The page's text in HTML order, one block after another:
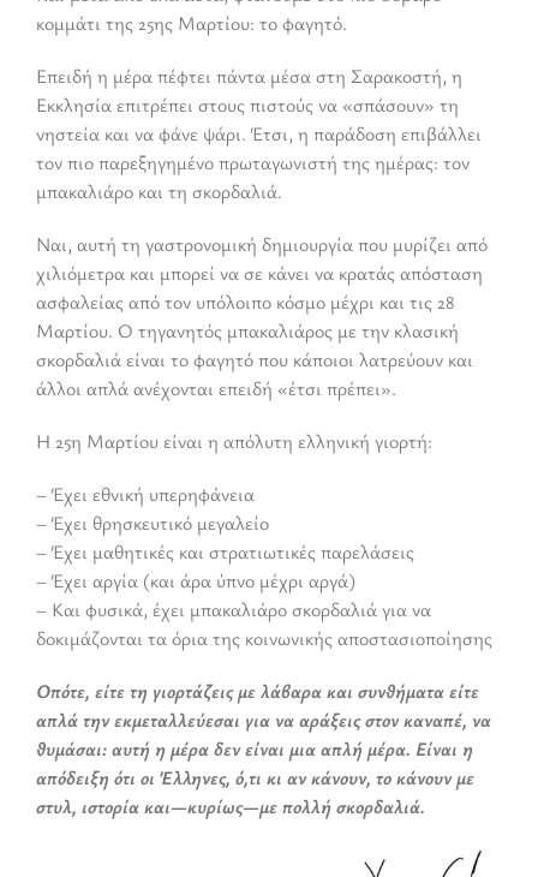
κομμάτι της 25ης Μαρτίου: το φαγητό.
Επειδή η μέρα πέφτει πάντα μέσα στη Σαρακοστή, η
Εκκλησία επιτρέπει στους πιστούς να «σπάσουν» τη
νηστεία και να φάνε ψάρι. Έτσι, η παράδοση επιβάλλει
τον πιο παρεξηγημένο πρωταγωνιστή της ημέρας: τον
μπακαλιάρο και τη σκορδαλιά.
Ναι, αυτή τη γαστρονομική δημιουργία που μυρίζει από
χιλιόμετρα και μπορεί να σε κάνει να κρατάς απόσταση
ασφαλείας από τον υπόλοιπο κόσμο μέχρι και τις 28
Μαρτίου. Ο τηγανητός μπακαλιάρος με την κλασική
σκορδαλιά είναι το φαγητό που κάποιοι λατρεύουν και
άλλοι απλά ανέχονται επειδή «έτσι πρέπει».
Η 25η Μαρτίου είναι η απόλυτη ελληνική γιορτή:
– Έχει εθνική υπερηφάνεια
– Έχει θρησκευτικό μεγαλείο
– Έχει μαθητικές και στρατιωτικές παρελάσεις
– Έχει αργία (και άρα ύπνο μέχρι αργά)
– Και φυσικά, έχει μπακαλιάρο σκορδαλιά για να
δοκιμάζονται τα όρια της κοινωνικής αποστασιοποίησης
Οπότε, είτε τη γιορτάζεις με λάβαρα και συνθήματα είτε
απλά την εκμεταλλεύεσαι για να αράξεις στον καναπέ, να
θυμάσαι: αυτή η μέρα δεν είναι μια απλή μέρα. Είναι η
απόδειξη ότι οι Έλληνες, ό,τι κι αν κάνουν, το κάνουν με
στυλ, ιστορία και—κυρίως—με πολλή σκορδαλιά.